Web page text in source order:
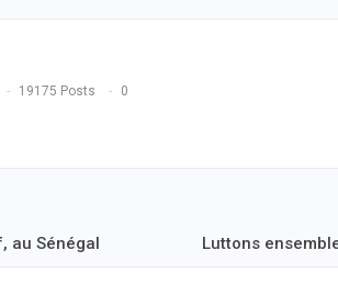
19175 Posts 0
au Sénégal Luttons